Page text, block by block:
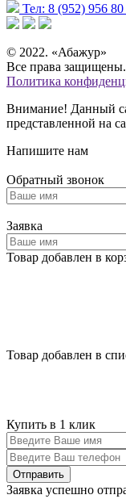
Тел: 8 (952) 956 80
© 2022. «Абажур»
Все права защищены.
Политика
Внимание! Данный
представленной на
Напишите нам
Обратный звонок
Заявка
Товар добавлен в
Товар добавлен в
Купить в 1 клик
Заявка успешно